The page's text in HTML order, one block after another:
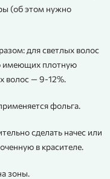
(об этом нужно
для светлых волос
имеющих плотную
волос — 9-12%.
фольга.
сделать начес или
в красителе.
зоны.